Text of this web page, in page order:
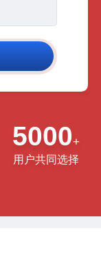
5000+
用户共同选择